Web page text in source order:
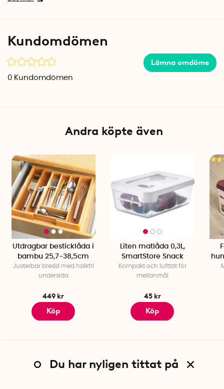
takt med att du använder innehållet, till skillnad från burkar
fyllnadsgrad. Den stilrena designen med gula illustrationer
av pasta och gryn gör att påsen ser fin ut även hängandes
Material: Organisk bomull
Färg: Beige med gult mönster
Kundomdömen
Lämna omdöme
0 Kundomdömen
Andra köpte även
Utdragbar besticklåda i
bambu 25,7-38,5cm
Justerbar bredd med halkfri
undersida
449 kr
Köp
Liten matlåda 0,3L,
SmartStore Snack
Kompakt och lufttät för
mellanmål
45 kr
Köp
Du har nyligen tittat på